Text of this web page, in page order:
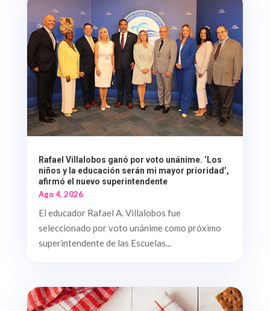
Rafael Villalobos ganó por voto unánime. ‘Los
niños y la educación serán mi mayor prioridad’,
afirmó el nuevo superintendente
Ago 4, 2026
El educador Rafael A. Villalobos fue
seleccionado por voto unánime como próximo
superintendente de las Escuelas...